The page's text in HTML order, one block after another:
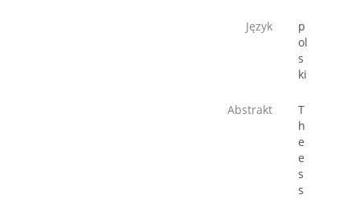
Język
p
ol
s
ki
Abstrakt
T
h
e
e
s
s